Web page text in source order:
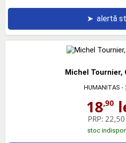
➤ alertă
Michel Tournier,
HUMANITAS -
18,90
PRP:
stoc